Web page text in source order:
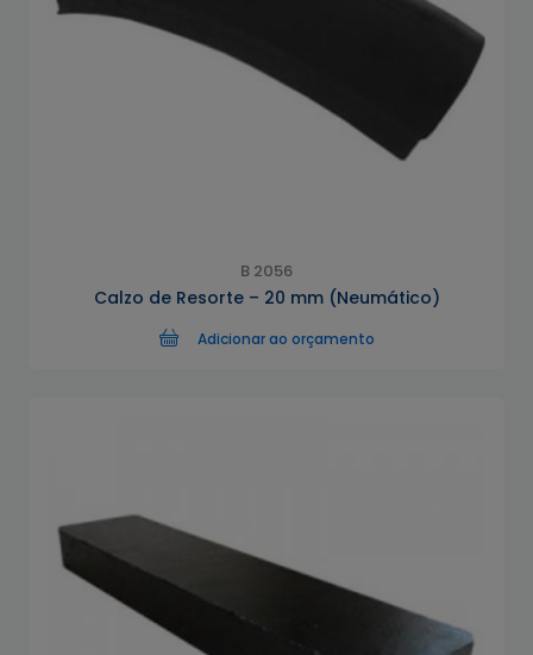
B 2056
Calzo de Resorte – 20 mm (Neumático)
Adicionar ao orçamento